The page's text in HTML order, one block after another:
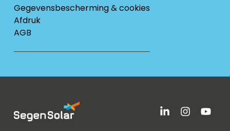
Gegevensbescherming & cookies
Afdruk
AGB